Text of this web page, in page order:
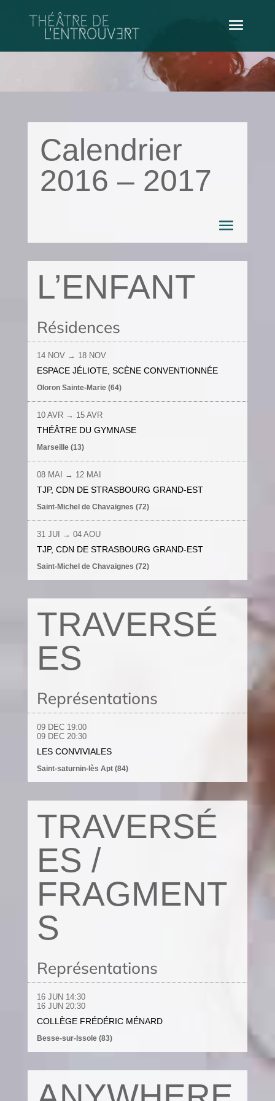
Calendrier
2016 – 2017
L’ENFANT
Résidences
14 NOV→ 18 NOV
ESPACE JÉLIOTE, SCÈNE CONVENTIONNÉE
Oloron Sainte-Marie (64)
10 AVR→ 15 AVR
THÉÂTRE DU GYMNASE
Marseille (13)
08 MAI → 12 MAI
TJP, CDN DE STRASBOURG GRAND-EST
Saint-Michel de Chavaignes (72)
31 JUI → 04 AOU
TJP, CDN DE STRASBOURG GRAND-EST
Saint-Michel de Chavaignes (72)
TRAVERSÉ
ES
Représentations
09 DEC 19:00
09 DEC 20:30
LES CONVIVIALES
Saint-saturnin-lès Apt (84)
TRAVERSÉ
ES /
FRAGMENT
S
Représentations
16 JUN 14:30
16 JUN 20:30
COLLÈGE FRÉDÉRIC MÉNARD
Besse-sur-Issole (83)